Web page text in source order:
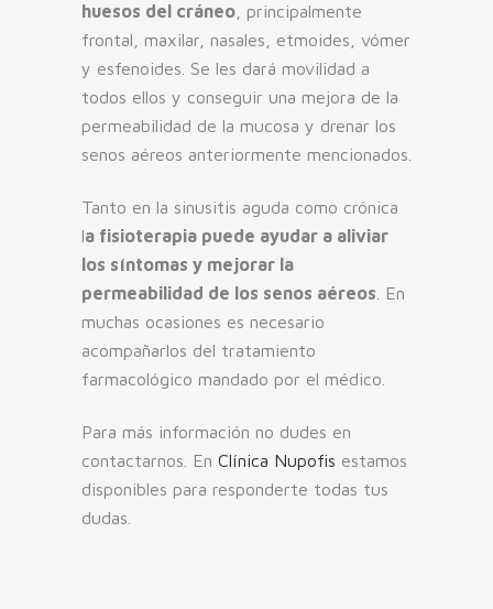
huesos del cráneo , principalmente
frontal, maxilar, nasales, etmoides, vómer
y esfenoides. Se les dará movilidad a
todos ellos y conseguir una mejora de la
permeabilidad de la mucosa y drenar los
senos aéreos anteriormente mencionados.
Tanto en la sinusitis aguda como crónica
la fisioterapia puede ayudar a aliviar
los síntomas y mejorar la
permeabilidad de los senos aéreos . En
muchas ocasiones es necesario
acompañarlos del tratamiento
farmacológico mandado por el médico.
Para más información no dudes en
contactarnos. En Clínica Nupofis estamos
disponibles para responderte todas tus
dudas.